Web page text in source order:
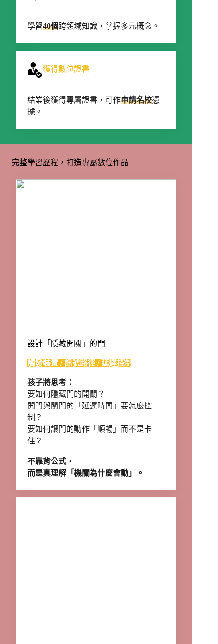
學習40個跨領域知識，掌握多元概念。
獲得數位證書
結業後獲得專屬證書，可作申請名校憑
據。
完整學習歷程，打造專屬數位作品
設計「隱藏開關」的門
觸發裝置 / 訊號路徑 / 延遲控制
孩子將思考：
要如何隱藏門的開關？
開門與關門的「延遲時間」要怎麼控
制？
要如何讓門的動作「順暢」而不是卡
住？
不靠背公式，
而是真理解「機關為什麼會動」。